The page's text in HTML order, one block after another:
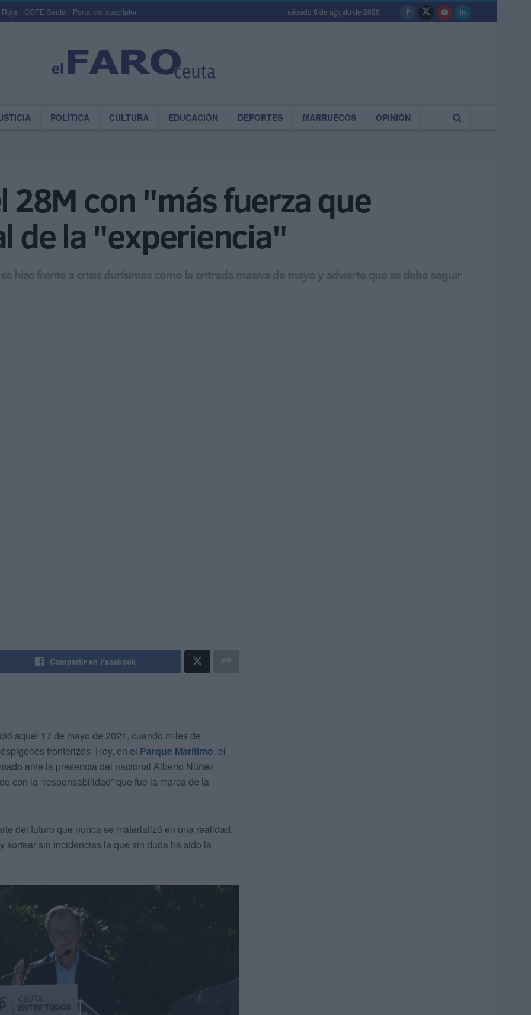
Roja COPE Ceuta Portal del suscriptor sábado 8 de agosto de 2026
POLÍTICA CULTURA EDUCACIÓN DEPORTES MARRUECOS OPINIÓN
28M con "más fuerza que
de la "experiencia"
hizo frente a crisis durísimas como la entrada masiva de mayo y advierte que se debe seguir
Compartir en Facebook
aquel 17 de mayo de 2021, cuando miles de
fronterizos. Hoy, en el Parque Marítimo, el
ante la presencia del nacional Alberto Núñez
con la “responsabilidad” que fue la marca de la
del futuro que nunca se materializó en una realidad.
sortear sin incidencias la que sin duda ha sido la